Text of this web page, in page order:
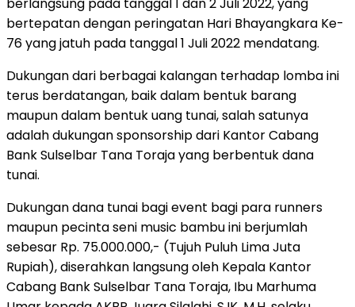
bertepatan dengan peringatan Hari Bhayangkara Ke-
76 yang jatuh pada tanggal 1 Juli 2022 mendatang.
Dukungan dari berbagai kalangan terhadap lomba ini
terus berdatangan, baik dalam bentuk barang
maupun dalam bentuk uang tunai, salah satunya
adalah dukungan sponsorship dari Kantor Cabang
Bank Sulselbar Tana Toraja yang berbentuk dana
tunai.
Dukungan dana tunai bagi event bagi para runners
maupun pecinta seni music bambu ini berjumlah
sebesar Rp. 75.000.000,- (Tujuh Puluh Lima Juta
Rupiah), diserahkan langsung oleh Kepala Kantor
Cabang Bank Sulselbar Tana Toraja, Ibu Marhuma